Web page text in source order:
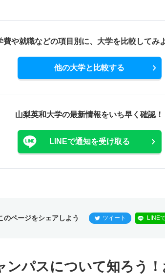
費や就職などの項目別に、 大学を比較してみ
他の大学と比較する
山梨英和大学の最新情報をいち早く確認！
LINEで通知を受け取る
のページをシェアしよう ツイート LINE
ンパスについて知ろう